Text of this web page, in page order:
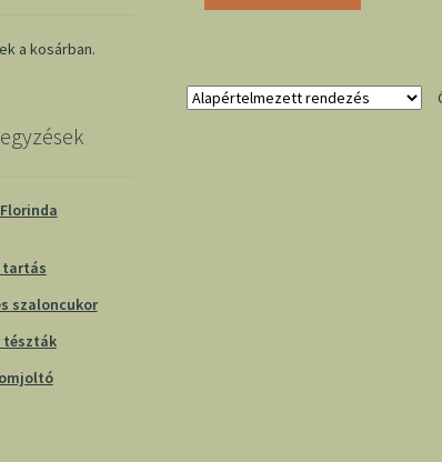
a kosárban.
tartás
szaloncukor
tészták